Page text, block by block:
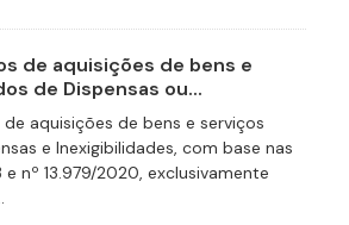
de aquisições de bens e
de Dispensas ou...
aquisições de bens e serviços
e Inexigibilidades, com base nas
e nº 13.979/2020, exclusivamente